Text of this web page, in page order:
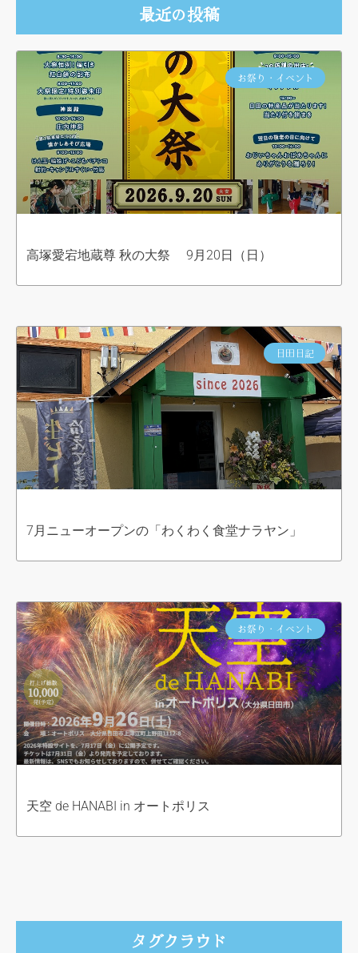
最近の投稿
お祭り・イベント
高塚愛宕地蔵尊 秋の大祭 9月20日（日）
日田日記
7月ニューオープンの「わくわく食堂ナラヤン」
お祭り・イベント
天空 de HANABI in オートポリス
タグクラウド